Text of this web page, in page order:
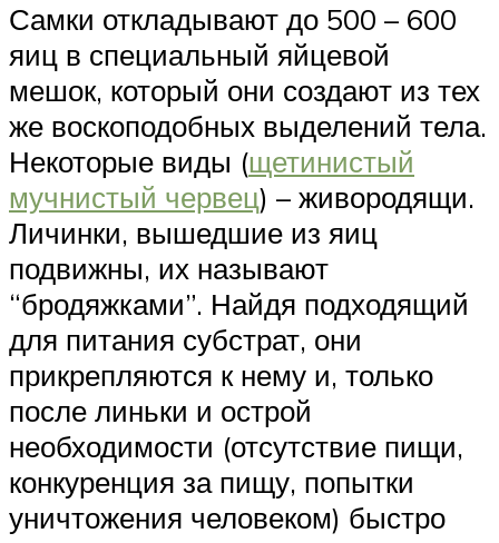
Самки откладывают до 500 – 600
яиц в специальный яйцевой
мешок, который они создают из тех
же воскоподобных выделений тела.
Некоторые виды (щетинистый
мучнистый червец) – живородящи.
Личинки, вышедшие из яиц
подвижны, их называют
“бродяжками”. Найдя подходящий
для питания субстрат, они
прикрепляются к нему и, только
после линьки и острой
необходимости (отсутствие пищи,
конкуренция за пищу, попытки
уничтожения человеком) быстро